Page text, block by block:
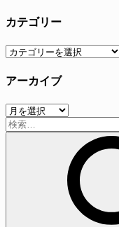
カテゴリー
カ
ゴ
ー
アーカイブ
ア
ー
検
索: